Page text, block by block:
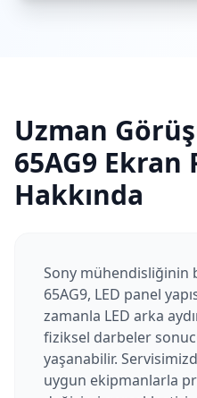
Uzman
65AG9 Ekran
Hakkında
Sony mühendisliğinin
65AG9, LED panel
zamanla LED arka
fiziksel darbeler
yaşanabilir.
uygun ekipmanlarla